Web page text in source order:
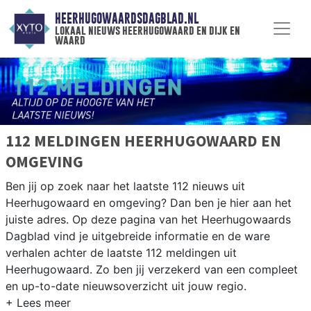
HEERHUGOWAARDSDAGBLAD.NL
lokaal nieuws heerhugowaard en dijk en
waard
112 MELDINGEN HEERHUGOWAARD EN
OMGEVING
Ben jij op zoek naar het laatste 112 nieuws uit
Heerhugowaard en omgeving? Dan ben je hier aan het
juiste adres. Op deze pagina van het Heerhugowaards
Dagblad vind je uitgebreide informatie en de ware
verhalen achter de laatste 112 meldingen uit
Heerhugowaard. Zo ben jij verzekerd van een compleet
en up-to-date nieuwsoverzicht uit jouw regio.